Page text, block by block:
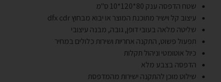
שטח הדפסה ענק 80*120*10 ס"מ
עיצוב קל וישיר מתוכנת המוצר או יבוא מבחוץ dfx cdr
שליטה מלאה בעובי דופן, גובה, מבנה עיצובי
תפעול פשוט, התקנה אחריות ושירות כלולים במחיר
כיול אוטומטי וניהול תקלות
הדפסה בצבע מלא
שילוט מוכן להתקנה ישירות מהמדפסת